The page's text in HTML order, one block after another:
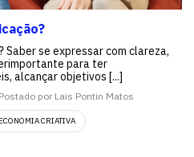
Saber se expressar com clareza,
para ter
alcançar objetivos [...]
Postado por Lais Pontin Matos
CRIATIVA